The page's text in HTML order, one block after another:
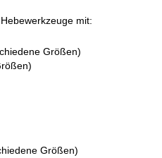
mit:
Größen)
Größen)